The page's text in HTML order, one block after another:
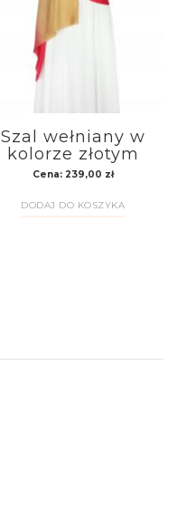
Szal wełniany w
kolorze złotym
Cena: 239,00 zł
DODAJ DO KOSZYKA